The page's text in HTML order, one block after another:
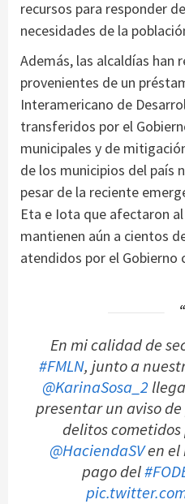
recursos para responder
necesidades de la
Además, las alcaldías han
provenientes de un
Interamericano de
transferidos por el
municipales y de
de los municipios del país
pesar de la reciente
Eta e Iota que afectaron
mantienen aún a cientos
atendidos por el Gobierno
En mi calidad de
#FMLN, junto a
@KarinaSosa_2
presentar un aviso
delitos
@HaciendaSVen el
pago del